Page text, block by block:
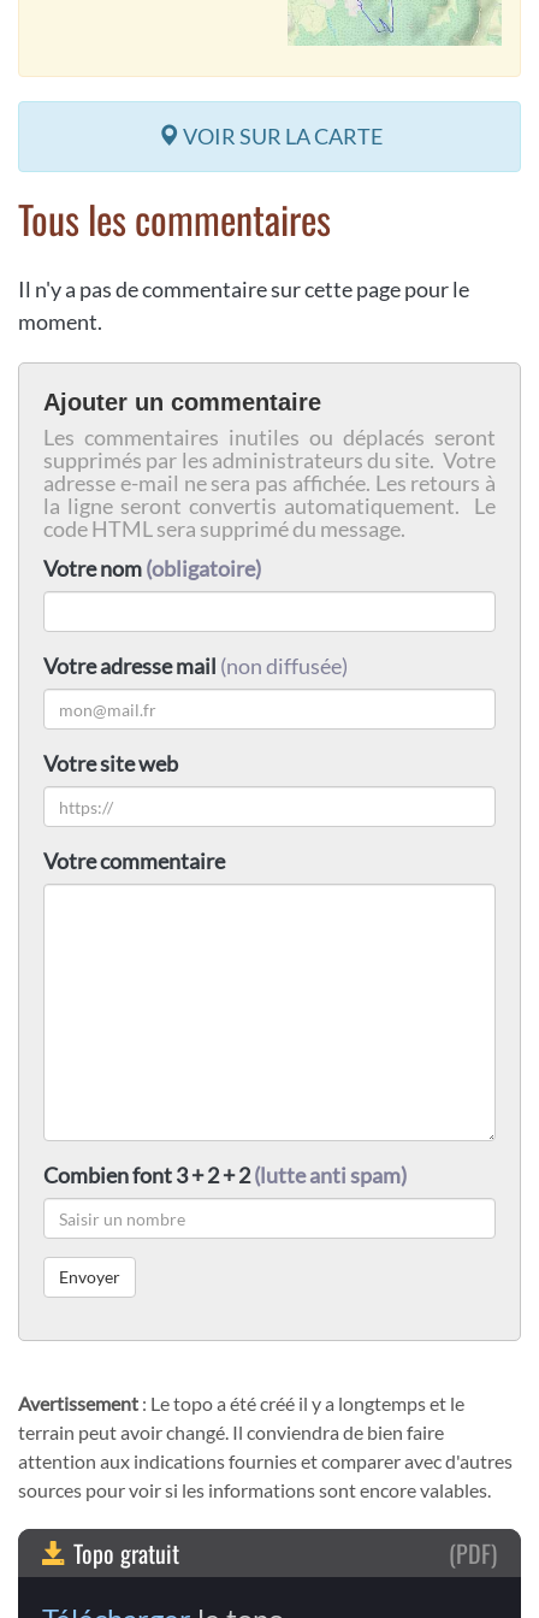
VOIR SUR LA CARTE
Tous les commentaires
Il n'y a pas de commentaire sur cette page pour le
moment.
Ajouter un commentaire
Les commentaires inutiles ou déplacés seront
supprimés par les administrateurs du site. Votre
adresse e-mail ne sera pas affichée. Les retours à
la ligne seront convertis automatiquement. Le
code HTML sera supprimé du message.
Votre nom(obligatoire)
Votre adresse mail (non diffusée)
Votre site web
Votre commentaire
Combien font 3 + 2 + 2(lutte anti spam)
Avertissement : Le topo a été créé il y a longtemps et le
terrain peut avoir changé. Il conviendra de bien faire
attention aux indications fournies et comparer avec d'autres
sources pour voir si les informations sont encore valables.
Topo gratuit (PDF)